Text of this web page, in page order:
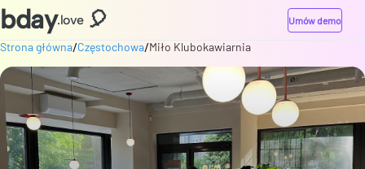
bday.love 🎈 Umów demo
Strona główna/Częstochowa/Miło Klubokawiarnia